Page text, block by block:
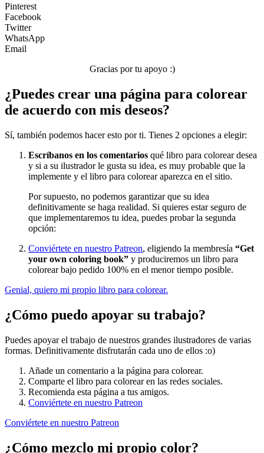
Verano y vacaciones
Libros para colorear para niños
Nezaradené
Pinterest
Facebook
Twitter
WhatsApp
Email
Gracias por tu apoyo :)
¿Puedes crear una página para colorear
de acuerdo con mis deseos?
Sí, también podemos hacer esto por ti. Tienes 2 opciones a elegir:
Escríbanos en los comentarios qué libro para colorear desea
y si a su ilustrador le gusta su idea, es muy probable que la
implemente y el libro para colorear aparezca en el sitio.
Por supuesto, no podemos garantizar que su idea
definitivamente se haga realidad. Si quieres estar seguro de
que implementaremos tu idea, puedes probar la segunda
opción:
Conviértete en nuestro Patreon, eligiendo la membresía “Get
your own coloring book” y produciremos un libro para
colorear bajo pedido 100% en el menor tiempo posible.
Genial, quiero mi propio libro para colorear.
¿Cómo puedo apoyar su trabajo?
Puedes apoyar el trabajo de nuestros grandes ilustradores de varias
formas. Definitivamente disfrutarán cada uno de ellos :o)
Añade un comentario a la página para colorear.
Comparte el libro para colorear en las redes sociales.
Recomienda esta página a tus amigos.
Conviértete en nuestro Patreon
Conviértete en nuestro Patreon
¿Cómo mezclo mi propio color?